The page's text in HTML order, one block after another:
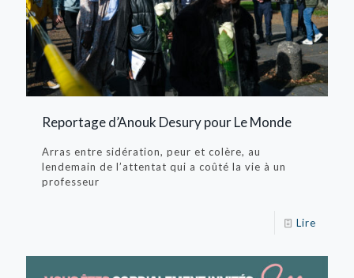
Reportage d’Anouk Desury pour Le Monde
Arras entre sidération, peur et colère, au
lendemain de l’attentat qui a coûté la vie à un
professeur
Lire